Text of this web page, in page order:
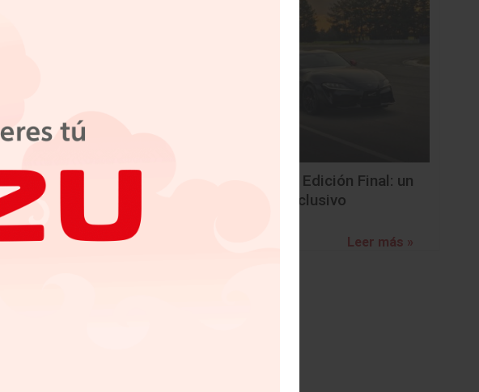
las condiciones
y los patrones de
AWD®* provea una
electromagnético
de la superficie
de piel nappa,
hacer los más finos
la parrilla Signature al
BMW Z4 Edición Final: un
adiós exclusivo
Leer más »